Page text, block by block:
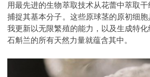
用最先进的生物萃取技术从花蕾中萃取
捕捉其基本分子。这些原球茎的原初细
我更新以无限繁殖的能力，以及生成特
石斛兰的所有天然力量就蕴含其中。